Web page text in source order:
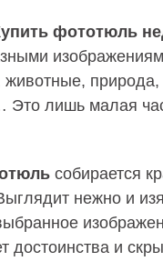
фототюль
природа,
Это лишь малая
собирается
нежно и
достоинства и